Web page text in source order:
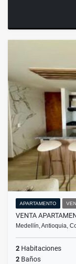
APARTAMENTO
VENTA
Medellín, Antioquia,
2 Habitaciones
2 Baños